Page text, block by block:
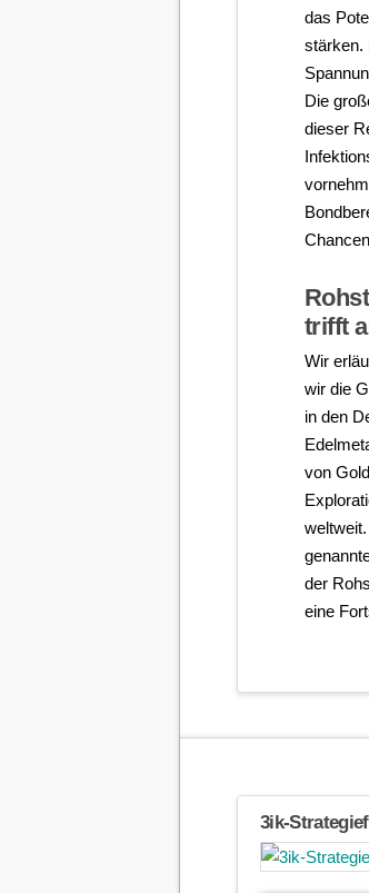
das
stärken.
Die
dieser
trifft
Wir
wir die
in den
von
der
eine
3ik-